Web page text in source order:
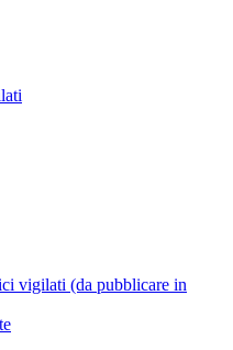
vigilati (da pubblicare in